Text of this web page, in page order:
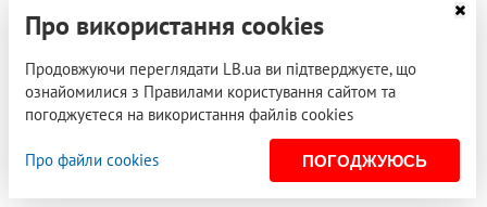
Навальний повністю отямився, – Insider
10 вересня 2020, 10:01
Помпео допускає причетність російської влади
до отруєння Навального
Про використання cookies
Продовжуючи переглядати LB.ua ви підтверджуєте, що
ознайомилися з Правилами користування сайтом та
погоджуєтеся на використання файлів cookies
Про файли cookies ПОГОДЖУЮСЬ